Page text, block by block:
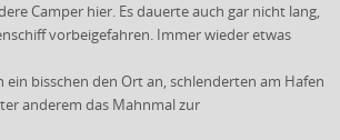
Camper hier. Es dauerte auch gar nicht lang,
vorbeigefahren. Immer wieder etwas
ein bisschen den Ort an, schlenderten am Hafen
anderem das Mahnmal zur